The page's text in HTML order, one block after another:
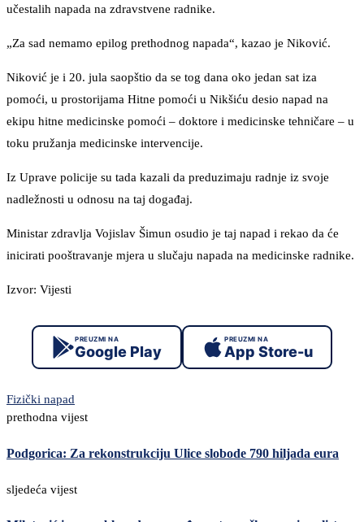
učestalih napada na zdravstvene radnike.
„Za sad nemamo epilog prethodnog napada“, kazao je Niković.
Niković je i 20. jula saopštio da se tog dana oko jedan sat iza
pomoći, u prostorijama Hitne pomoći u Nikšiću desio napad na
ekipu hitne medicinske pomoći – doktore i medicinske tehničare – u
toku pružanja medicinske intervencije.
Iz Uprave policije su tada kazali da preduzimaju radnje iz svoje
nadležnosti u odnosu na taj događaj.
Ministar zdravlja Vojislav Šimun osudio je taj napad i rekao da će
inicirati pooštravanje mjera u slučaju napada na medicinske radnike.
Izvor: Vijesti
PREUZMI NA
Google Play
PREUZMI NA
App Store-u
Fizički napad
prethodna vijest
Podgorica: Za rekonstrukciju Ulice slobode 790 hiljada eura
sljedeća vijest